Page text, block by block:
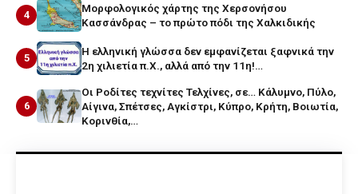
4
Μορφολογικός χάρτης της Χερσονήσου
Κασσάνδρας – το πρώτο πόδι της Χαλκιδικής
5
Η ελληνική γλώσσα δεν εμφανίζεται ξαφνικά την
2η χιλιετία π.Χ., αλλά από την 11η!…
6
Οι Ροδίτες τεχνίτες Τελχίνες, σε… Κάλυμνο, Πύλο,
Αίγινα, Σπέτσες, Αγκίστρι, Κύπρο, Κρήτη, Βοιωτία,
Κορινθία,…